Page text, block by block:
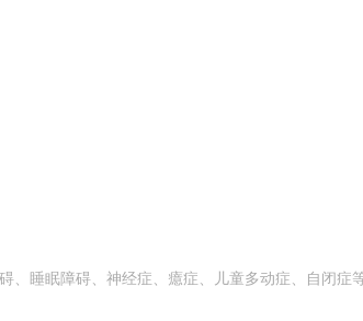
睡眠障碍、神经症、癔症、儿童多动症、自闭症